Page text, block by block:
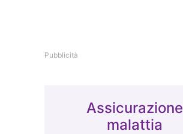
Pubblicità
Assicurazione
malattia